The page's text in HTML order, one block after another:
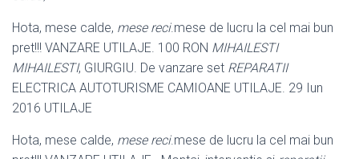
Hota, mese calde, mese reci.mese de lucru la cel mai bun
pret!!! VANZARE UTILAJE. 100 RON MIHAILESTI
MIHAILESTI, GIURGIU. De vanzare set REPARATII
ELECTRICA AUTOTURISME CAMIOANE UTILAJE. 29 Iun
2016 UTILAJE
Hota, mese calde, mese reci.mese de lucru la cel mai bun